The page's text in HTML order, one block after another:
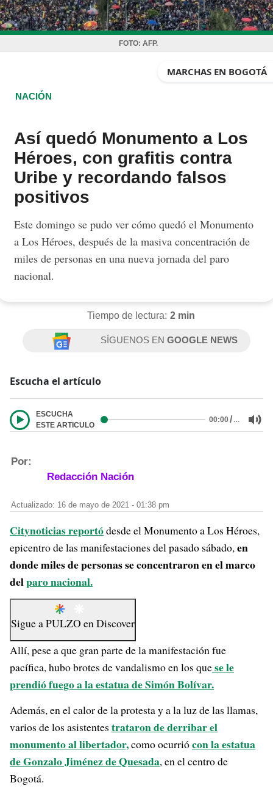
FOTO: AFP.
MARCHAS EN BOGOTÁ
NACIÓN
Así quedó Monumento a Los
Héroes, con grafitis contra
Uribe y recordando falsos
positivos
Este domingo se pudo ver cómo quedó el Monumento
a Los Héroes, después de la masiva concentración de
miles de personas en una nueva jornada del paro
nacional.
Tiempo de lectura: 2 min
SÍGUENOS ENGOOGLE NEWS
Escucha el artículo
ESCUCHA
ESTE ARTICULO
00:00/…
Por:
Redacción Nación
Actualizado: 16 de mayo de 2021 - 01:38 pm
Citynoticias reportódesde el Monumento a Los Héroes,
epicentro de las manifestaciones del pasado sábado,en
donde miles de personas se concentraron en el marco
delparo nacional.
Sigue aPULZO enDiscover
Allí, pese a que gran parte de la manifestación fue
pacífica, hubo brotes de vandalismo en los quese le
prendió fuego a la estatua de Simón Bolívar.
Además, en el calor de la protesta y a la luz de las llamas,
varios de los asistentes trataron de derribar el
monumento al libertador,como ocurriócon la estatua
de Gonzalo Jiménez de Quesada, en el centro de
Bogotá.